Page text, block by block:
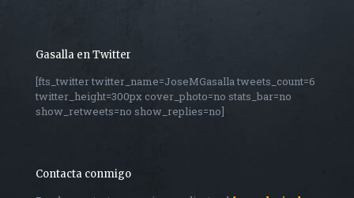
Gasalla en Twitter
[fts_twitter twitter_name=JoseMGasalla tweets_count=6
twitter_height=300px cover_photo=no stats_bar=no
show_retweets=no show_replies=no]
Contacta conmigo